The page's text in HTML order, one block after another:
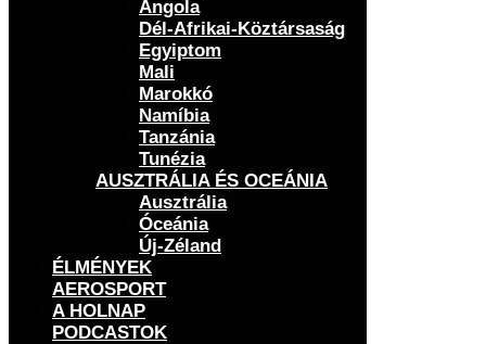
Angola
Dél-Afrikai-Köztársaság
Egyiptom
Mali
Marokkó
Namíbia
Tanzánia
Tunézia
AUSZTRÁLIA ÉS OCEÁNIA
Ausztrália
Óceánia
Új-Zéland
ÉLMÉNYEK
AEROSPORT
A HOLNAP
PODCASTOK